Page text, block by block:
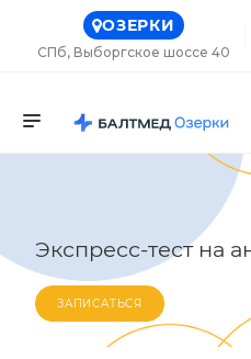
ОЗЕРКИ
СПб, Выборгское шоссе 40
Экспресс-тест на
ЗАПИСАТЬСЯ